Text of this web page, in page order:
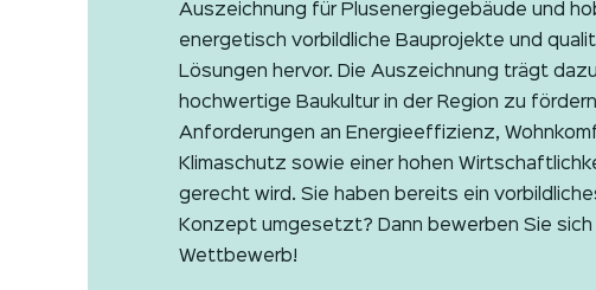
Auszeichnung für Plusenergiegebäude und
energetisch vorbildliche Bauprojekte und
Lösungen hervor. Die Auszeichnung trägt
hochwertige Baukultur in der Region zu
Anforderungen an Energieeffizienz,
Klimaschutz sowie einer hohen
gerecht wird. Sie haben bereits ein
Konzept umgesetzt? Dann bewerben Sie sich
Wettbewerb!